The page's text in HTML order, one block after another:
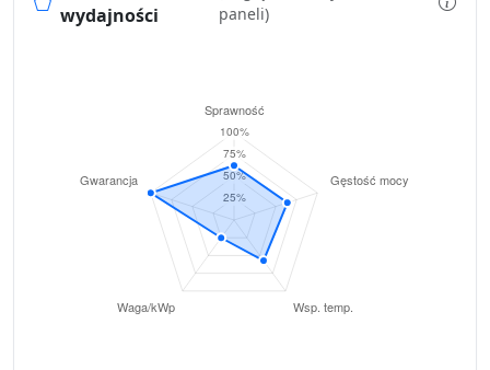
wydajności
paneli)